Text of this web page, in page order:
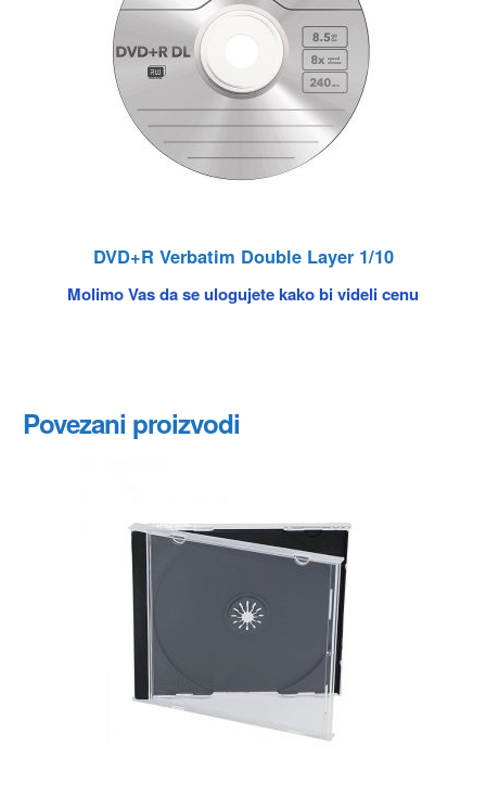
DVD+R Verbatim Double Layer 1/10
Molimo Vas da se ulogujete kako bi videli cenu
Povezani proizvodi